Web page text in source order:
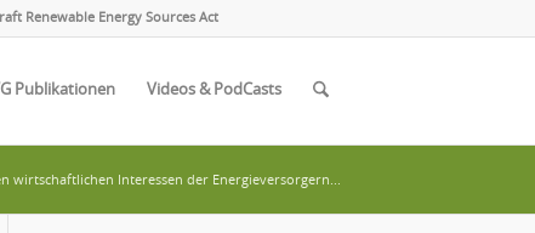
Renewable Energy Sources Act
Publikationen Videos & PodCasts
wirtschaftlichen Interessen der Energieversorgern...